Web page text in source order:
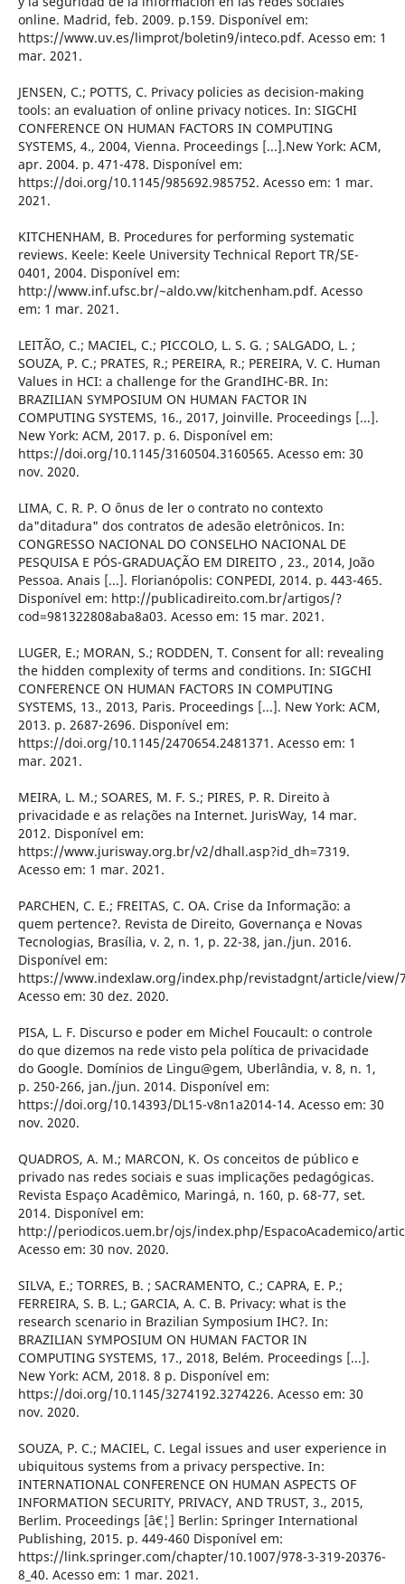
online. Madrid, feb. 2009. p.159. Disponível em:
https://www.uv.es/limprot/boletin9/inteco.pdf. Acesso em: 1
mar. 2021.
JENSEN, C.; POTTS, C. Privacy policies as decision-making
tools: an evaluation of online privacy notices. In: SIGCHI
CONFERENCE ON HUMAN FACTORS IN COMPUTING
SYSTEMS, 4., 2004, Vienna. Proceedings [...].New York: ACM,
apr. 2004. p. 471-478. Disponível em:
https://doi.org/10.1145/985692.985752. Acesso em: 1 mar.
2021.
KITCHENHAM, B. Procedures for performing systematic
reviews. Keele: Keele University Technical Report TR/SE-
0401, 2004. Disponível em:
http://www.inf.ufsc.br/~aldo.vw/kitchenham.pdf. Acesso
em: 1 mar. 2021.
LEITÃO, C.; MACIEL, C.; PICCOLO, L. S. G. ; SALGADO, L. ;
SOUZA, P. C.; PRATES, R.; PEREIRA, R.; PEREIRA, V. C. Human
Values in HCI: a challenge for the GrandIHC-BR. In:
BRAZILIAN SYMPOSIUM ON HUMAN FACTOR IN
COMPUTING SYSTEMS, 16., 2017, Joinville. Proceedings [...].
New York: ACM, 2017. p. 6. Disponível em:
https://doi.org/10.1145/3160504.3160565. Acesso em: 30
nov. 2020.
LIMA, C. R. P. O ônus de ler o contrato no contexto
da"ditadura" dos contratos de adesão eletrônicos. In:
CONGRESSO NACIONAL DO CONSELHO NACIONAL DE
PESQUISA E PÓS-GRADUAÇÃO EM DIREITO , 23., 2014, João
Pessoa. Anais [...]. Florianópolis: CONPEDI, 2014. p. 443-465.
Disponível em: http://publicadireito.com.br/artigos/?
cod=981322808aba8a03. Acesso em: 15 mar. 2021.
LUGER, E.; MORAN, S.; RODDEN, T. Consent for all: revealing
the hidden complexity of terms and conditions. In: SIGCHI
CONFERENCE ON HUMAN FACTORS IN COMPUTING
SYSTEMS, 13., 2013, Paris. Proceedings [...]. New York: ACM,
2013. p. 2687-2696. Disponível em:
https://doi.org/10.1145/2470654.2481371. Acesso em: 1
mar. 2021.
MEIRA, L. M.; SOARES, M. F. S.; PIRES, P. R. Direito à
privacidade e as relações na Internet. JurisWay, 14 mar.
2012. Disponível em:
https://www.jurisway.org.br/v2/dhall.asp?id_dh=7319.
Acesso em: 1 mar. 2021.
PARCHEN, C. E.; FREITAS, C. OA. Crise da Informação: a
quem pertence?. Revista de Direito, Governança e Novas
Tecnologias, Brasília, v. 2, n. 1, p. 22-38, jan./jun. 2016.
Disponível em:
https://www.indexlaw.org/index.php/revistadgnt/article/view/
Acesso em: 30 dez. 2020.
PISA, L. F. Discurso e poder em Michel Foucault: o controle
do que dizemos na rede visto pela política de privacidade
do Google. Domínios de Lingu@gem, Uberlândia, v. 8, n. 1,
p. 250-266, jan./jun. 2014. Disponível em:
https://doi.org/10.14393/DL15-v8n1a2014-14. Acesso em: 30
nov. 2020.
QUADROS, A. M.; MARCON, K. Os conceitos de público e
privado nas redes sociais e suas implicações pedagógicas.
Revista Espaço Acadêmico, Maringá, n. 160, p. 68-77, set.
2014. Disponível em:
http://periodicos.uem.br/ojs/index.php/EspacoAcademico/
Acesso em: 30 nov. 2020.
SILVA, E.; TORRES, B. ; SACRAMENTO, C.; CAPRA, E. P.;
FERREIRA, S. B. L.; GARCIA, A. C. B. Privacy: what is the
research scenario in Brazilian Symposium IHC?. In:
BRAZILIAN SYMPOSIUM ON HUMAN FACTOR IN
COMPUTING SYSTEMS, 17., 2018, Belém. Proceedings [...].
New York: ACM, 2018. 8 p. Disponível em:
https://doi.org/10.1145/3274192.3274226. Acesso em: 30
nov. 2020.
SOUZA, P. C.; MACIEL, C. Legal issues and user experience in
ubiquitous systems from a privacy perspective. In:
INTERNATIONAL CONFERENCE ON HUMAN ASPECTS OF
INFORMATION SECURITY, PRIVACY, AND TRUST, 3., 2015,
Berlim. Proceedings [â€¦] Berlin: Springer International
Publishing, 2015. p. 449-460 Disponível em:
https://link.springer.com/chapter/10.1007/978-3-319-20376-
8_40. Acesso em: 1 mar. 2021.